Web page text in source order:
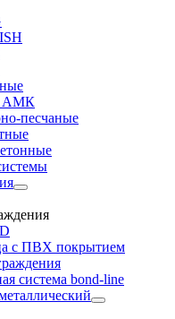
АМК
песчаные
с ПВХ покрытием
система bond-line